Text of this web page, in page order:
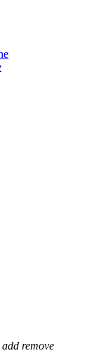
add remove